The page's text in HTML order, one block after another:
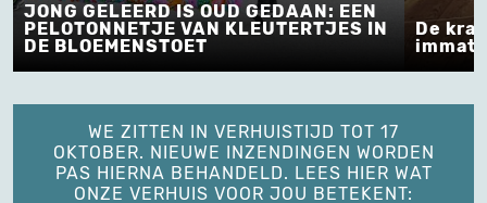
JONG GELEERD IS OUD GEDAAN: EEN
PELOTONNETJE VAN KLEUTERTJES IN
DE BLOEMENSTOET
De
WE ZITTEN IN VERHUISTIJD TOT 17
OKTOBER. NIEUWE INZENDINGEN WORDEN
PAS HIERNA BEHANDELD. LEES HIER WAT
ONZE VERHUIS VOOR JOU BETEKENT: